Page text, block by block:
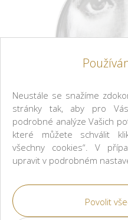
Neustále se snažíme
stránky tak, aby pro
podrobné analýze Vašich
které můžete schválit
všechny cookies“. V
upravit v podrobném